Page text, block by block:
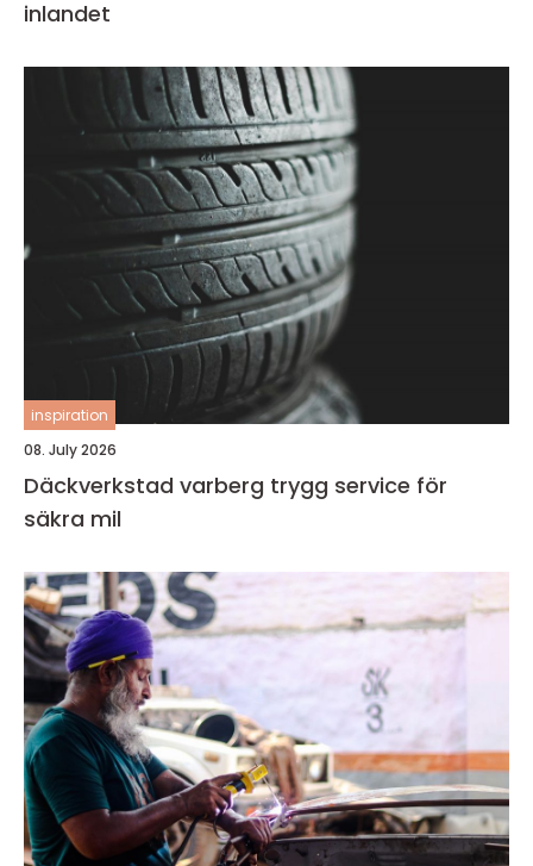
inlandet
inspiration
08. July 2026
Däckverkstad varberg trygg service för
säkra mil